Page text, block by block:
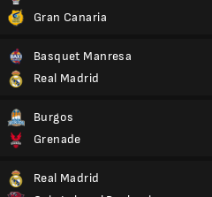
Gran Canaria
Basquet Manresa
Real Madrid
Burgos
Grenade
Real Madrid